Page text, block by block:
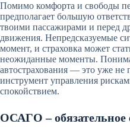
Помимо комфорта и свободы
предполагает большую
твоими пассажирами и перед
движения. Непредсказуемые
момент, и страховка может
неожиданные моменты.
автострахования — это уже не
инструмент управления
спокойствием.
ОСАГО – обязательное